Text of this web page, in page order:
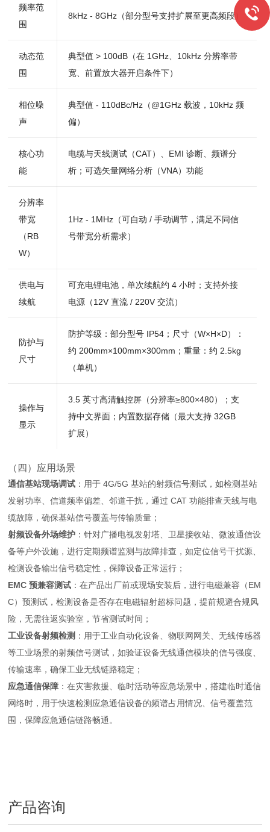
频率范
围
8kHz - 8GHz（部分型号支持扩展至更高频段）
动态范
围
典型值 > 100dB（在 1GHz、10kHz 分辨率带
宽、前置放大器开启条件下）
相位噪
声
典型值 - 110dBc/Hz（@1GHz 载波，10kHz 频
偏）
核心功
能
电缆与天线测试（CAT）、EMI 诊断、频谱分
析；可选矢量网络分析（VNA）功能
分辨率
带宽
（RB
W）
1Hz - 1MHz（可自动 / 手动调节，满足不同信
号带宽分析需求）
供电与
续航
可充电锂电池，单次续航约 4 小时；支持外接
电源（12V 直流 / 220V 交流）
防护与
尺寸
防护等级：部分型号 IP54；尺寸（W×H×D）：
约 200mm×100mm×300mm；重量：约 2.5kg
（单机）
操作与
显示
3.5 英寸高清触控屏（分辨率≥800×480）；支
持中文界面；内置数据存储（最大支持 32GB
扩展）
（四）应用场景
通信基站现场调试 ：用于 4G/5G 基站的射频信号测试，如检测基站
发射功率、信道频率偏差、邻道干扰，通过 CAT 功能排查天线与电
缆故障，确保基站信号覆盖与传输质量；
射频设备外场维护 ：针对广播电视发射塔、卫星接收站、微波通信设
备等户外设施，进行定期频谱监测与故障排查，如定位信号干扰源、
检测设备输出信号稳定性，保障设备正常运行；
EMC 预兼容测试 ：在产品出厂前或现场安装后，进行电磁兼容（EM
C）预测试，检测设备是否存在电磁辐射超标问题，提前规避合规风
险，无需往返实验室，节省测试时间；
工业设备射频检测 ：用于工业自动化设备、物联网网关、无线传感器
等工业场景的射频信号测试，如验证设备无线通信模块的信号强度、
传输速率，确保工业无线链路稳定；
应急通信保障 ：在灾害救援、临时活动等应急场景中，搭建临时通信
网络时，用于快速检测应急通信设备的频谱占用情况、信号覆盖范
围，保障应急通信链路畅通。
产品咨询